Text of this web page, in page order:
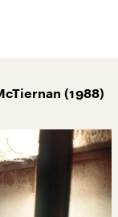
(1988)